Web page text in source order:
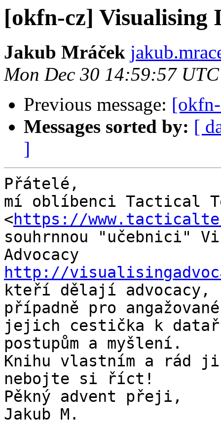
[okfn-cz] Visualising
Jakub Mráček
Mon Dec 30 14:59:57
Previous message:
Messages sorted by: [
]
Přátelé,
mí oblíbenci Tactical
<https://
souhrnnou "učebnici"
http://
kteří dělají advocacy,
případně pro
jejich cestička k
postupům a myšlení.
Knihu vlastním a rád ji
nebojte si říct!
Pěkný advent přeji,
Jakub M.